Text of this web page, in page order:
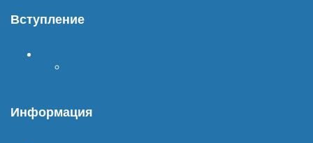
Вступление
Информация